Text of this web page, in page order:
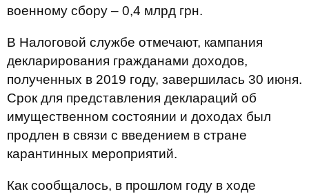
военному сбору – 0,4 млрд грн.
В Налоговой службе отмечают, кампания
декларирования гражданами доходов,
полученных в 2019 году, завершилась 30 июня.
Срок для представления деклараций об
имущественном состоянии и доходах был
продлен в связи с введением в стране
карантинных мероприятий.
Как сообщалось, в прошлом году в ходе